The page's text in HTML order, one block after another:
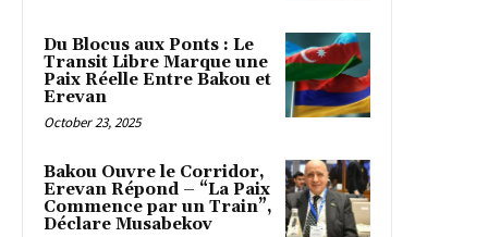
Du Blocus aux Ponts : Le
Transit Libre Marque une
Paix Réelle Entre Bakou et
Erevan
October 23, 2025
Bakou Ouvre le Corridor,
Erevan Répond – “La Paix
Commence par un Train”,
Déclare Musabekov